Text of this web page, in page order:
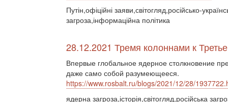
Путін,офіційні заяви,світогляд,російсько-
загроза,інформаційна політика
28.12.2021 Тремя колоннами к
Впервые глобальное ядерное столкновение
даже само собой разумеющееся.
https://www.rosbalt.ru/blogs/2021/12/28/
ядерна загроза,історія,світогляд,російська